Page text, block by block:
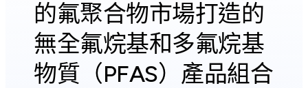
的氟聚合物市場打造的
無全氟烷基和多氟烷基
物質（PFAS）產品組合